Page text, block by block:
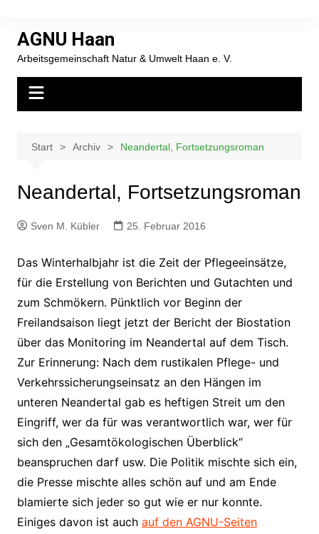
springen
AGNU Haan
Arbeitsgemeinschaft Natur & Umwelt Haan e. V.
Start Archiv Neandertal, Fortsetzungsroman
Neandertal, Fortsetzungsroman
Sven M. Kübler 25. Februar 2016
Das Winterhalbjahr ist die Zeit der Pflegeeinsätze,
für die Erstellung von Berichten und Gutachten und
zum Schmökern. Pünktlich vor Beginn der
Freilandsaison liegt jetzt der Bericht der Biostation
über das Monitoring im Neandertal auf dem Tisch.
Zur Erinnerung: Nach dem rustikalen Pflege- und
Verkehrssicherungseinsatz an den Hängen im
unteren Neandertal gab es heftigen Streit um den
Eingriff, wer da für was verantwortlich war, wer für
sich den „Gesamtökologischen Überblick“
beanspruchen darf usw. Die Politik mischte sich ein,
die Presse mischte alles schön auf und am Ende
blamierte sich jeder so gut wie er nur konnte.
Einiges davon ist auch auf den AGNU-Seiten